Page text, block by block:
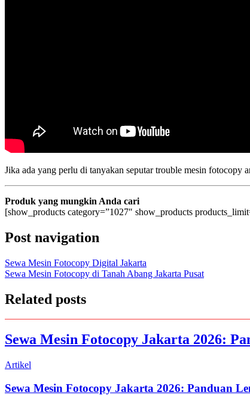
Jika ada yang perlu di tanyakan seputar trouble mesin
Produk yang mungkin Anda cari
[show_products category=”1027″ show_products
Post navigation
Sewa Mesin Fotocopy Digital Jakarta
Sewa Mesin Fotocopy di Tanah Abang Jakarta Pusat
Related posts
Sewa Mesin Fotocopy Jakarta 2026:
Artikel
Sewa Mesin Fotocopy Jakarta 2026: Panduan